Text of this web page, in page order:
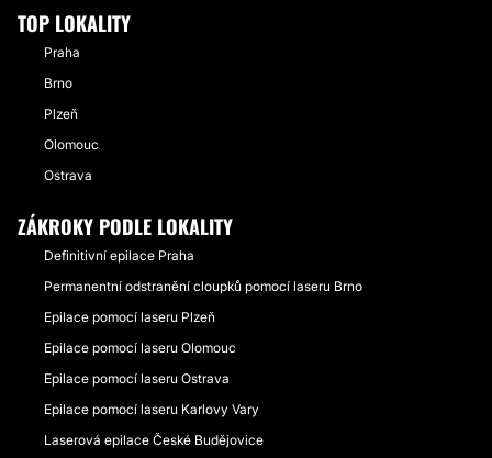
TOP LOKALITY
Praha
Brno
Plzeň
Olomouc
Ostrava
ZÁKROKY PODLE LOKALITY
Definitivní epilace Praha
Permanentní odstranění cloupků pomocí laseru Brno
Epilace pomocí laseru Plzeň
Epilace pomocí laseru Olomouc
Epilace pomocí laseru Ostrava
Epilace pomocí laseru Karlovy Vary
Laserová epilace České Budějovice